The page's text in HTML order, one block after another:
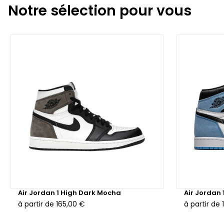
Notre sélection pour vous
Air Jordan 1 High Dark Mocha
à partir de 165,00 €
Air Jordan
à partir de